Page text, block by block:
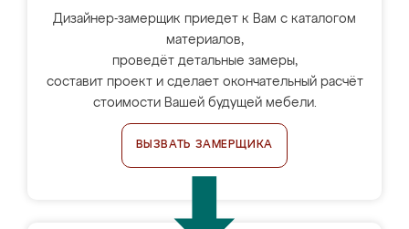
Дизайнер-замерщик приедет к Вам с каталогом
материалов,
проведёт детальные замеры,
составит проект и сделает окончательный расчёт
стоимости Вашей будущей мебели.
ВЫЗВАТЬ ЗАМЕРЩИКА